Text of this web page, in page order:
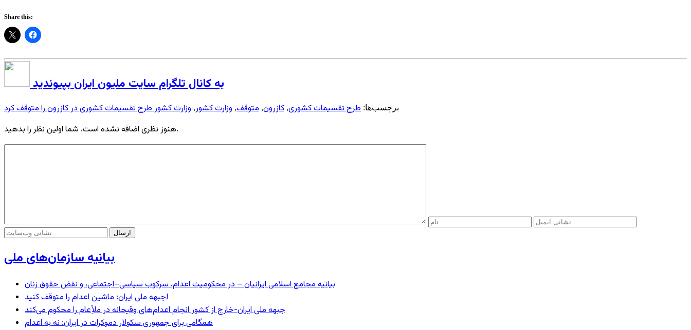
Share this:
به کانال تلگرام سایت ملیون ایران بپیوندید
برچسب‌ها: طرح تقسیمات کشوری, کازرون, متوقف, وزارت کشور, وزارت کشور طرح تقسیمات کشوری در کازرون را متوقف کرد
هنوز نظری اضافه نشده است. شما اولین نظر را بدهید.
بیانیه سازمان‌های ملی
بیانیه مجامع اسلامی ایرانیان – در محکومیت اعدام، سرکوب سیاسی–اجتماعی، و نقض حقوق زنان
جبهه ملی ایران: ماشین اعدام را متوقف کنید!
جبهه ملی ایران-خارج از کشور انجام اعدام‌های وقیحانه در ملأِعام را محکوم می‌کند
همگامی برای جمهوری سکولار دموکرات در ایران: نه به اعدام